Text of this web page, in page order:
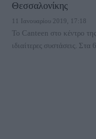
Θεσσαλονίκης
11 Ιανουαρίου 2019, 17:18
To Canteen στο κέντρο
ιδιαίτερες συστάσεις. Στα